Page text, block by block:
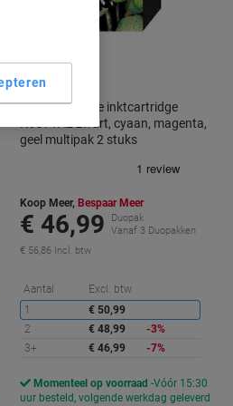
Korting
Geschenk
HP 62 originele inktcartridge
N9J71AE zwart, cyaan, magenta,
geel multipak 2 stuks
Koop Meer, Bespaar Meer
€ 46,99
Duopak
Vanaf 3 Duopakken
€ 56,86 Incl. btw
Aantal Excl. btw
1
€ 50,99
2
€ 48,99
-3%
3+
€ 46,99 -7%
Momenteel op voorraad Vóór 15:30
uur besteld, volgende werkdag geleverd